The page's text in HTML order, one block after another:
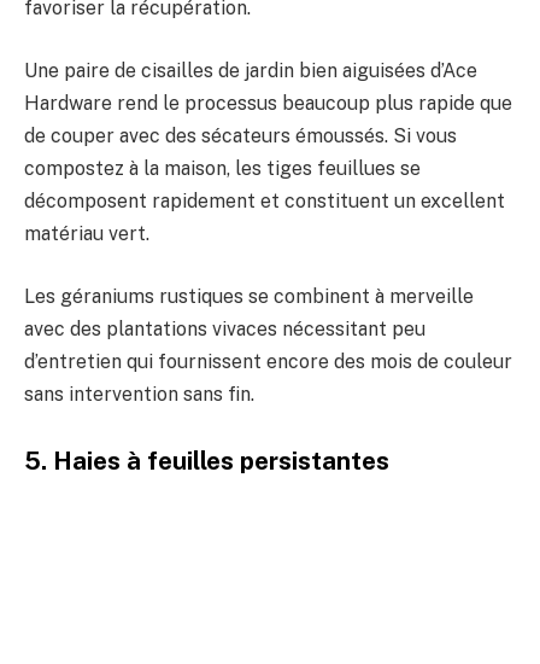
favoriser la récupération.
Une paire de cisailles de jardin bien aiguisées d’Ace
Hardware rend le processus beaucoup plus rapide que
de couper avec des sécateurs émoussés. Si vous
compostez à la maison, les tiges feuillues se
décomposent rapidement et constituent un excellent
matériau vert.
Les géraniums rustiques se combinent à merveille
avec des plantations vivaces nécessitant peu
d’entretien qui fournissent encore des mois de couleur
sans intervention sans fin.
5. Haies à feuilles persistantes